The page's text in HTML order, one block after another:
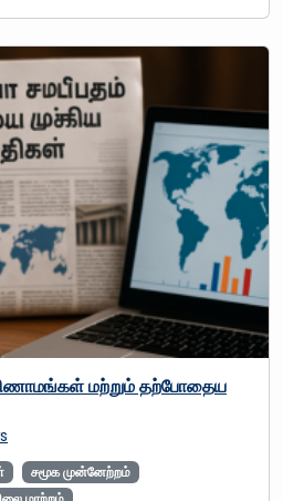
மற்றும் தற்போதைய
சமூக முன்னேற்றம்